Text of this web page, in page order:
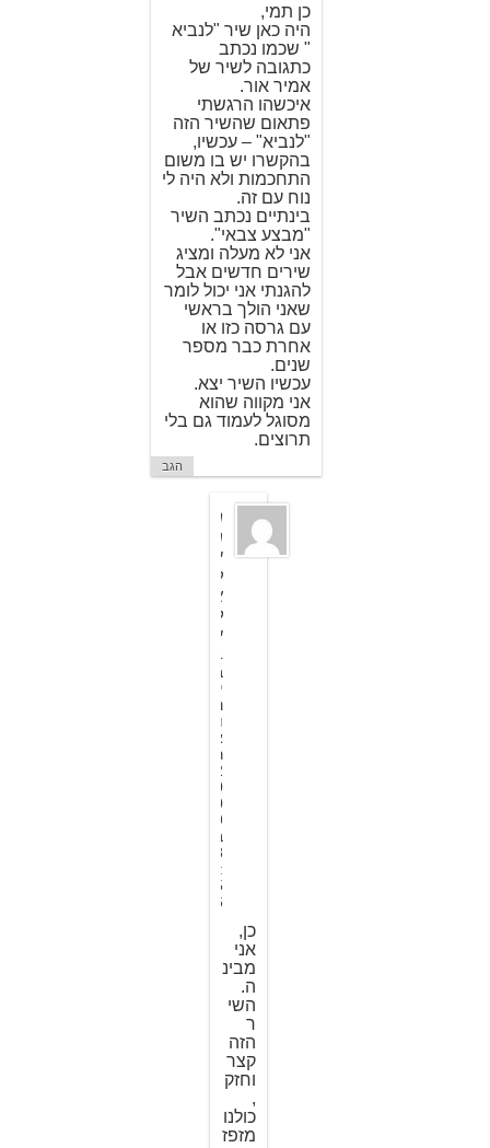
כן תמי,
היה כאן שיר "לנביא
" שכמו נכתב
כתגובה לשיר של
אמיר אור.
איכשהו הרגשתי
פתאום שהשיר הזה
"לנביא" – עכשיו,
בהקשרו יש בו משום
התחכמות ולא היה לי
נוח עם זה.
בינתיים נכתב השיר
"מבצע צבאי".
אני לא מעלה ומציג
שירים חדשים אבל
להגנתי אני יכול לומר
שאני הולך בראשי
עם גרסה כזו או
אחרת כבר מספר
שנים.
עכשיו השיר יצא.
אני מקווה שהוא
מסוגל לעמוד גם בלי
תרוצים.
הגב
ת
מ
י
ק
א
ל
י
4
ב
י
נ
ו
א
ר
2
0
0
9
ב
8
:
5
6
כן,
אני
מבינ
ה.
השי
ר
הזה
קצר
וחזק
,
כולנו
מזפז